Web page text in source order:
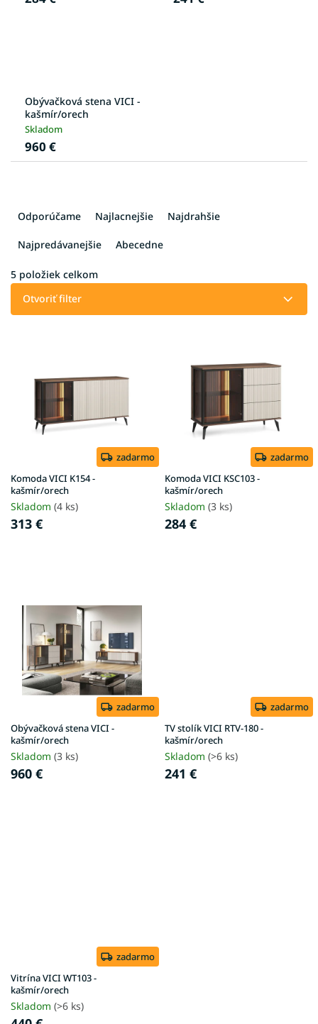
Obývačková stena VICI -
kašmír/orech
Skladom
960 €
a
i
e
Odporúčame Najlacnejšie Najdrahšie
Najpredávanejšie Abecedne
5 položiek celkom
Otvoriť filter
u
k
t
o
zadarmo
Komoda VICI K154 -
kašmír/orech
Skladom (4 ks)
313 €
zadarmo
Komoda VICI KSC103 -
kašmír/orech
Skladom (3 ks)
284 €
zadarmo
Obývačková stena VICI -
kašmír/orech
Skladom (3 ks)
960 €
zadarmo
TV stolík VICI RTV-180 -
kašmír/orech
Skladom (>6 ks)
241 €
zadarmo
Vitrína VICI WT103 -
kašmír/orech
Skladom (>6 ks)